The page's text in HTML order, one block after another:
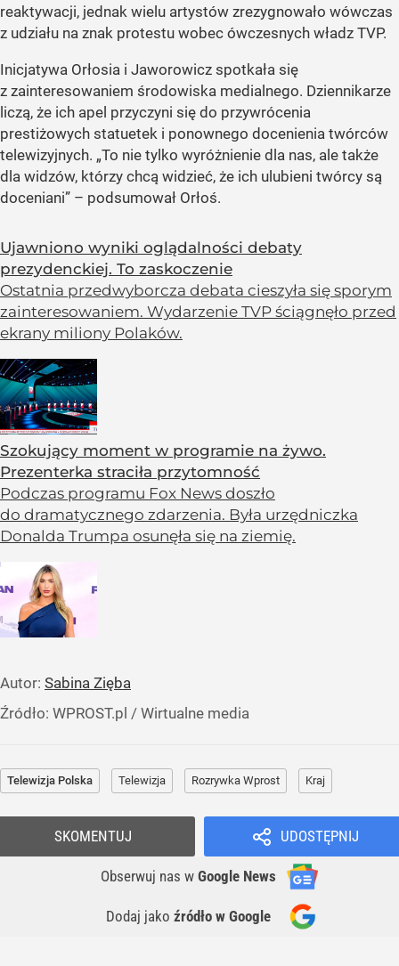
reaktywacji, jednak wielu artystów zrezygnowało wówczas
z udziału na znak protestu wobec ówczesnych władz TVP.
Inicjatywa Orłosia i Jaworowicz spotkała się
z zainteresowaniem środowiska medialnego. Dziennikarze
liczą, że ich apel przyczyni się do przywrócenia
prestiżowych statuetek i ponownego docenienia twórców
telewizyjnych. „To nie tylko wyróżnienie dla nas, ale także
dla widzów, którzy chcą widzieć, że ich ulubieni twórcy są
doceniani” – podsumował Orłoś.
Ujawniono wyniki oglądalności debaty
prezydenckiej. To zaskoczenie
Ostatnia przedwyborcza debata cieszyła się sporym
zainteresowaniem. Wydarzenie TVP ściągnęło przed
ekrany miliony Polaków.
Szokujący moment w programie na żywo.
Prezenterka straciła przytomność
Podczas programu Fox News doszło
do dramatycznego zdarzenia. Była urzędniczka
Donalda Trumpa osunęła się na ziemię.
Autor: Sabina Zięba
Źródło: WPROST.pl / Wirtualne media
Telewizja Polska Telewizja Rozrywka Wprost Kraj
UDOSTĘPNIJ
Obserwuj nas w Google News
Dodaj jako źródło w Google
SKOMENTUJ